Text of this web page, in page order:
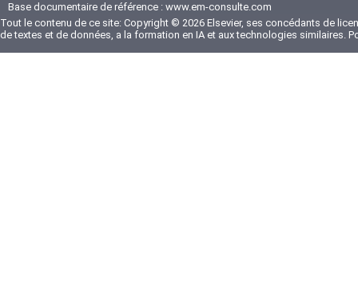
Base documentaire de référence : www.em-consulte.com
Tout le contenu de ce site: Copyright © 2026 Elsevier, ses concédants de
de textes et de données, a la formation en IA et aux technologies similaires.